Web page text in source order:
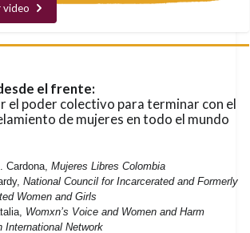
video
el frente:
el poder colectivo para terminar con el
de mujeres en todo el mundo
Cardona, Mujeres Libres Colombia
National Council for Incarcerated and Formerly
Women and Girls
Womxn’s Voice and Women and Harm
International Network